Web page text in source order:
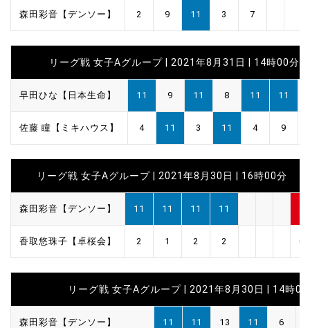
森田彩音【デンソー】 2 9 11 3 7
リーグ戦 女子Aグループ | 2021年8月31日 | 14時00分
早田ひな【日本生命】 11 9 11 8 11 11
佐藤 瞳【ミキハウス】 4 11 3 11 4 9
リーグ戦 女子Aグループ | 2021年8月30日 | 16時00分
森田彩音【デンソー】 11 11 11 11 4
香取悠珠子【卓桜会】 2 1 2 2 0
リーグ戦 女子Aグループ | 2021年8月30日 | 14時00
森田彩音【デンソー】 11 11 13 11 6